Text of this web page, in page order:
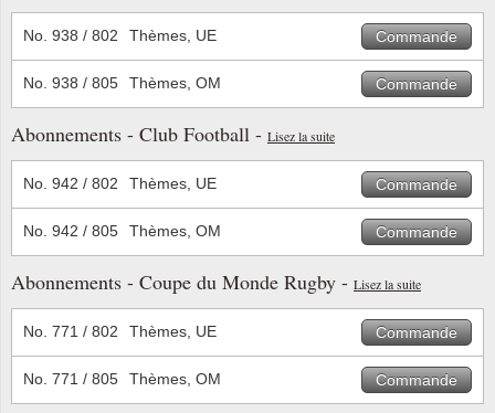
No. 938 / 802 Thèmes, UE Commande
No. 938 / 805 Thèmes, OM Commande
Abonnements - Club Football - Lisez la suite
No. 942 / 802 Thèmes, UE Commande
No. 942 / 805 Thèmes, OM Commande
Abonnements - Coupe du Monde Rugby - Lisez la suite
No. 771 / 802 Thèmes, UE Commande
No. 771 / 805 Thèmes, OM Commande
Italie
Japon